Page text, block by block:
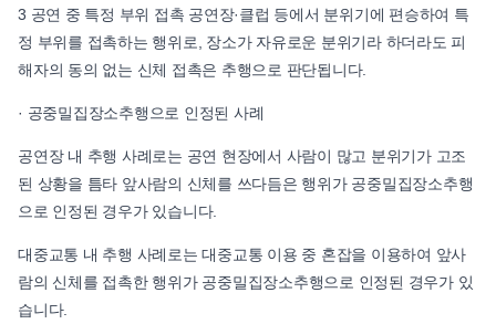
3 공연 중 특정 부위 접촉 공연장·클럽 등에서 분위기에 편승하여 특
정 부위를 접촉하는 행위로, 장소가 자유로운 분위기라 하더라도 피
해자의 동의 없는 신체 접촉은 추행으로 판단됩니다.
· 공중밀집장소추행으로 인정된 사례
공연장 내 추행 사례로는 공연 현장에서 사람이 많고 분위기가 고조
된 상황을 틈타 앞사람의 신체를 쓰다듬은 행위가 공중밀집장소추행
으로 인정된 경우가 있습니다.
대중교통 내 추행 사례로는 대중교통 이용 중 혼잡을 이용하여 앞사
람의 신체를 접촉한 행위가 공중밀집장소추행으로 인정된 경우가 있
습니다.